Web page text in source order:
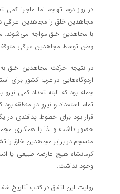
در روز دوم تهاجم اما ماجرا کمی
مجاهدین خلق را مجاهدین عراقی
با مجاهدین خلق مواجه می‌شوند.
وطن توسط مجاهدین عراقی
در نتیجه حرکت مجاهدین خلق
اردوگاه‌هایی در غرب کشور برای
جمله بود که البته تعداد کمی
تمام استعداد و نیرو در منطقه
قرار بود برای خطوط پدافندی در
حضور داشت و لذا با همکاری
منسجم در برابر مجاهدین خلق را
وجود نداشت.
روایت این اتفاق در کتاب